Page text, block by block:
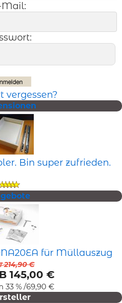
Mail:
vergessen?
Bin super zufrieden.
für Müllauszug
214,90 €
145,00 €
33 % /69,90 €